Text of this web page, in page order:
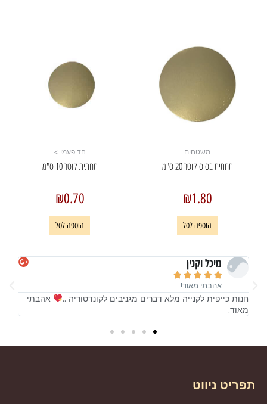
משטחים
תחתית בסיס קוטר 20 ס"מ
₪1.80
הוספה לסל
חד פעמי >
תחתית קוטר 10 ס"מ
₪0.70
הוספה לסל
מיכל וקנין





אהבתי מאוד!
חנות כייפית לקנייה מלא דברים מגניבים לקונדטוריה ..
אהבתי
מאוד.
תפריט ניווט